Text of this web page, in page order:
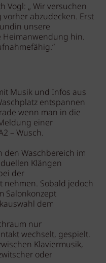
Vogl: „ Wir versuchen
abzudecken. Erst
unsere
hin.
Musik und Infos aus
entspannen
wenn man in die
einer
– Wusch.
den Waschbereich im
Klängen
der
nehmen. Sobald jedoch
Salonkonzept
dem
nur
wechselt, gespielt.
Klaviermusik,
oder